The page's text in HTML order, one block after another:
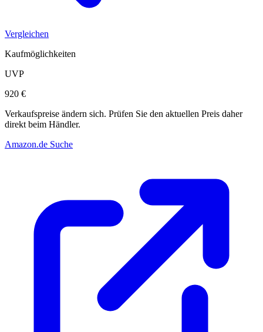
Vergleichen
Kaufmöglichkeiten
UVP
920 €
Verkaufspreise ändern sich. Prüfen Sie den aktuellen Preis daher
direkt beim Händler.
Amazon.de Suche